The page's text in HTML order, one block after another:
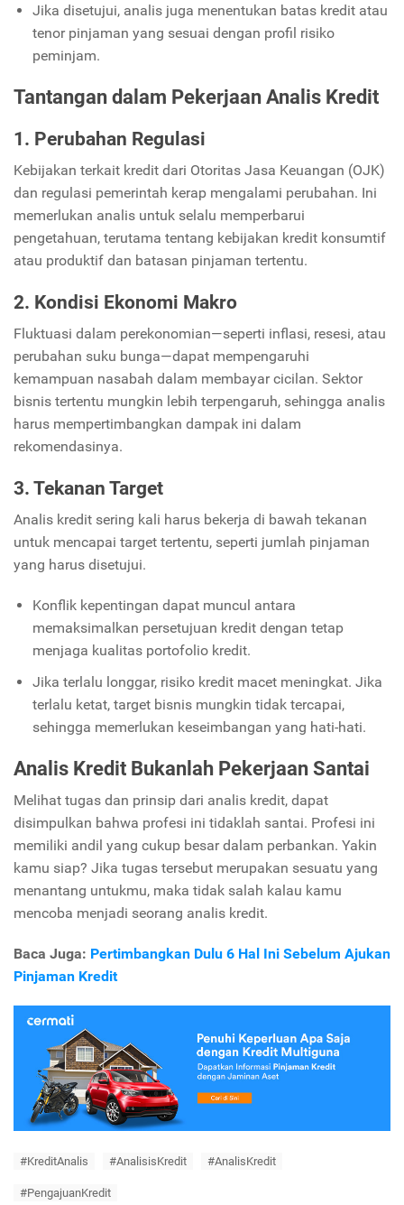
Jika disetujui, analis juga menentukan batas kredit atau
tenor pinjaman yang sesuai dengan profil risiko
peminjam.
Tantangan dalam Pekerjaan Analis Kredit
1. Perubahan Regulasi
Kebijakan terkait kredit dari Otoritas Jasa Keuangan (OJK)
dan regulasi pemerintah kerap mengalami perubahan. Ini
memerlukan analis untuk selalu memperbarui
pengetahuan, terutama tentang kebijakan kredit konsumtif
atau produktif dan batasan pinjaman tertentu.
2. Kondisi Ekonomi Makro
Fluktuasi dalam perekonomian—seperti inflasi, resesi, atau
perubahan suku bunga—dapat mempengaruhi
kemampuan nasabah dalam membayar cicilan. Sektor
bisnis tertentu mungkin lebih terpengaruh, sehingga analis
harus mempertimbangkan dampak ini dalam
rekomendasinya.
3. Tekanan Target
Analis kredit sering kali harus bekerja di bawah tekanan
untuk mencapai target tertentu, seperti jumlah pinjaman
yang harus disetujui.
Konflik kepentingan dapat muncul antara
memaksimalkan persetujuan kredit dengan tetap
menjaga kualitas portofolio kredit.
Jika terlalu longgar, risiko kredit macet meningkat. Jika
terlalu ketat, target bisnis mungkin tidak tercapai,
sehingga memerlukan keseimbangan yang hati-hati.
Analis Kredit Bukanlah Pekerjaan Santai
Melihat tugas dan prinsip dari analis kredit, dapat
disimpulkan bahwa profesi ini tidaklah santai. Profesi ini
memiliki andil yang cukup besar dalam perbankan. Yakin
kamu siap? Jika tugas tersebut merupakan sesuatu yang
menantang untukmu, maka tidak salah kalau kamu
mencoba menjadi seorang analis kredit.
Baca Juga: Pertimbangkan Dulu 6 Hal Ini Sebelum Ajukan
Pinjaman Kredit
#KreditAnalis #AnalisisKredit #AnalisKredit
#PengajuanKredit